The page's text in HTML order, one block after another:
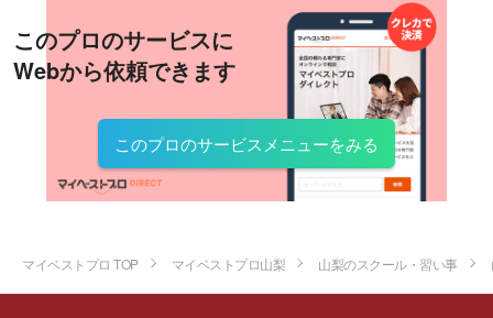
このプロのサービスに
Webから依頼できます
このプロのサービスメニューをみる
マイベストプロ TOP マイベストプロ山梨 山梨のスクール・習い事